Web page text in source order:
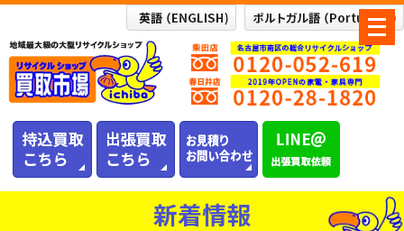
メ
ニ
ュ
ー
新着情報